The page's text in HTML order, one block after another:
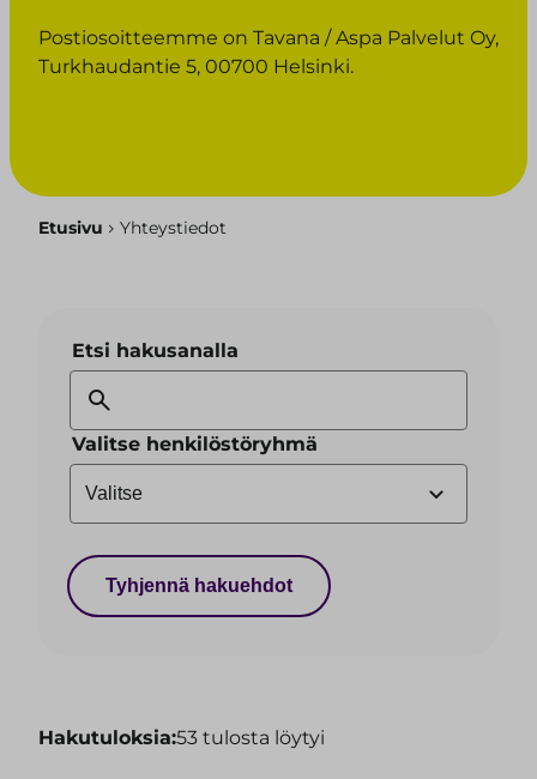
Postiosoitteemme on Tavana / Aspa Palvelut Oy,
Turkhaudantie 5, 00700 Helsinki.
Etusivu Yhteystiedot
Etsi hakusanalla
Valitse henkilöstöryhmä
Tyhjennä hakuehdot
Hakutuloksia:53 tulosta löytyi